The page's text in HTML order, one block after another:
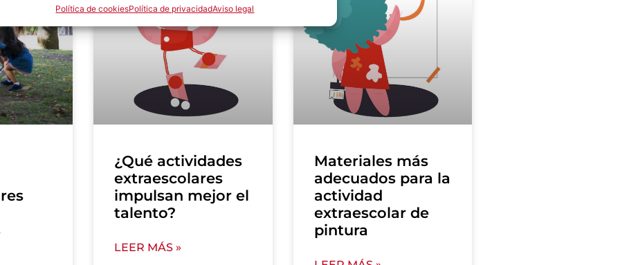
Política de cookiesPolítica de privacidadAviso legal
¿Qué actividades
extraescolares
impulsan mejor el
talento?
LEER MÁS »
Materiales más
adecuados para la
actividad
extraescolar de
pintura